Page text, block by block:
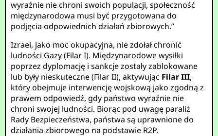
wyraźnie nie chroni swoich populacji, społeczność
międzynarodowa musi być przygotowana do
podjęcia odpowiednich działań zbiorowych.”
Izrael, jako moc okupacyjna, nie zdołał chronić
ludności Gazy (Filar I). Międzynarodowe wysiłki
poprzez dyplomację i sankcje zostały zablokowane
lub były nieskuteczne (Filar II), aktywując Filar III,
który obejmuje interwencję wojskową jako zgodną z
prawem odpowiedź, gdy państwo wyraźnie nie
chroni swojej ludności. Biorąc pod uwagę paraliż
Rady Bezpieczeństwa, państwa są uprawnione do
działania zbiorowego na podstawie R2P.